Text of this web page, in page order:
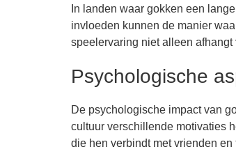
In landen waar gokken een
invloeden kunnen de manier
speelervaring niet alleen
Psychologische
De psychologische impact van
cultuur verschillende motivaties
die hen verbindt met vrienden en